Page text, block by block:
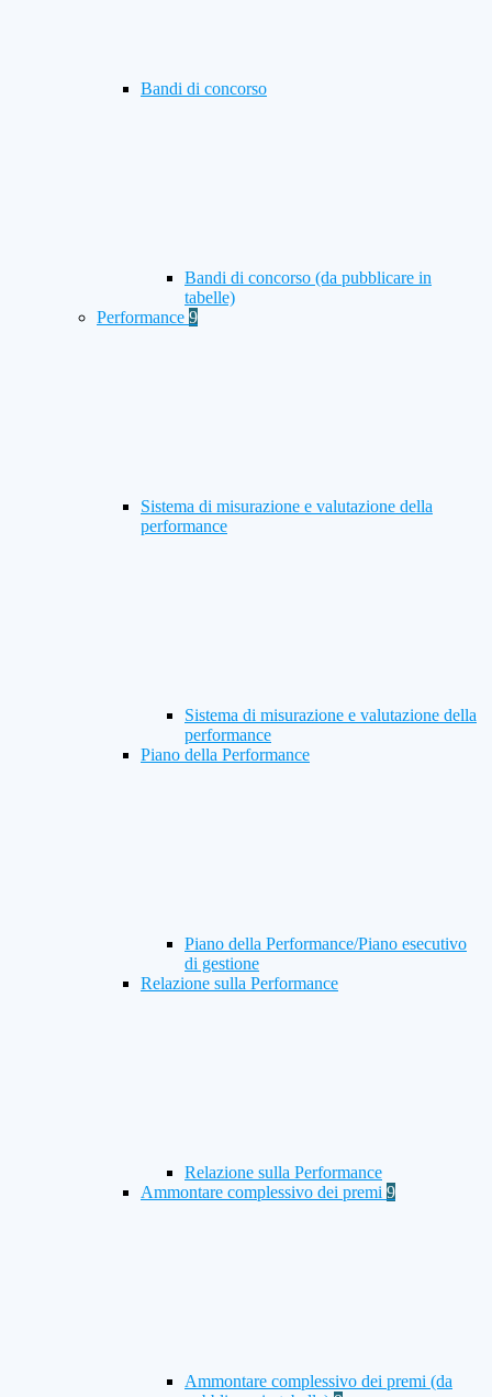
Bandi di concorso
Bandi di concorso (da pubblicare in
tabelle)
Performance 9
Sistema di misurazione e valutazione della
performance
Sistema di misurazione e valutazione della
performance
Piano della Performance
Piano della Performance/Piano esecutivo
di gestione
Relazione sulla Performance
Relazione sulla Performance
Ammontare complessivo dei premi 9
Ammontare complessivo dei premi (da